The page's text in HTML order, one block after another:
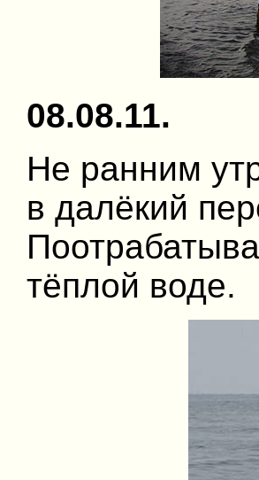
08.08.11.
Не ранним
в далёкий
тёплой воде.